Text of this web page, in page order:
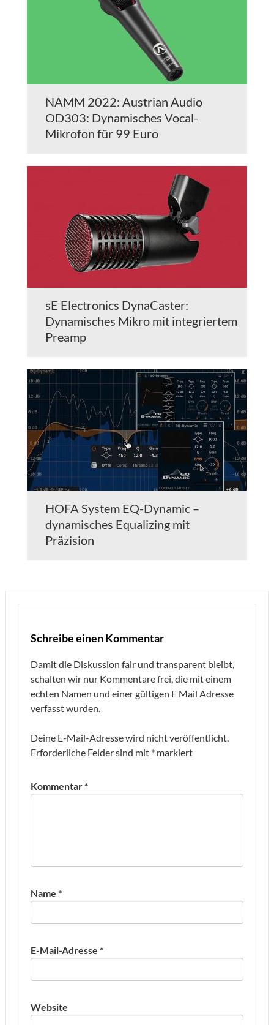
NAMM 2022: Austrian Audio
OD303: Dynamisches Vocal-
Mikrofon für 99 Euro
sE Electronics DynaCaster:
Dynamisches Mikro mit integriertem
Preamp
HOFA System EQ-Dynamic –
dynamisches Equalizing mit
Präzision
Schreibe einen Kommentar
Damit die Diskussion fair und transparent bleibt,
schalten wir nur Kommentare frei, die mit einem
echten Namen und einer gültigen E Mail Adresse
verfasst wurden.
Deine E-Mail-Adresse wird nicht veröffentlicht.
Erforderliche Felder sind mit * markiert
Kommentar*
Name *
E-Mail-Adresse *
Website